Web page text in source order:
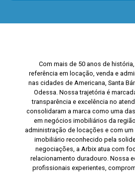
Com mais de 50 anos de
referência em locação, venda e
nas cidades de Americana, Santa
Odessa. Nossa trajetória é
transparência e excelência no
consolidaram a marca como uma
em negócios imobiliários da
administração de locações e com
imobiliário reconhecido pela
negociações, a Arbix atua com
relacionamento duradouro. Nossa
profissionais experientes,